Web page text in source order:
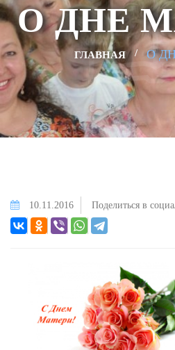
О ДНЕ
ГЛАВНАЯ О
10.11.2016 Поделиться в